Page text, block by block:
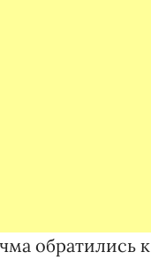
обратились к